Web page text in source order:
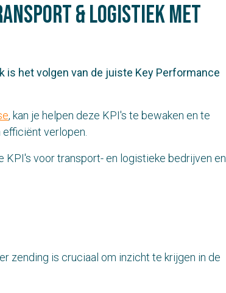
& Logistiek met
is het volgen van de juiste Key Performance
, kan je helpen deze KPI's te bewaken en te
verlopen.
KPI's voor transport- en logistieke bedrijven en
zending is cruciaal om inzicht te krijgen in de